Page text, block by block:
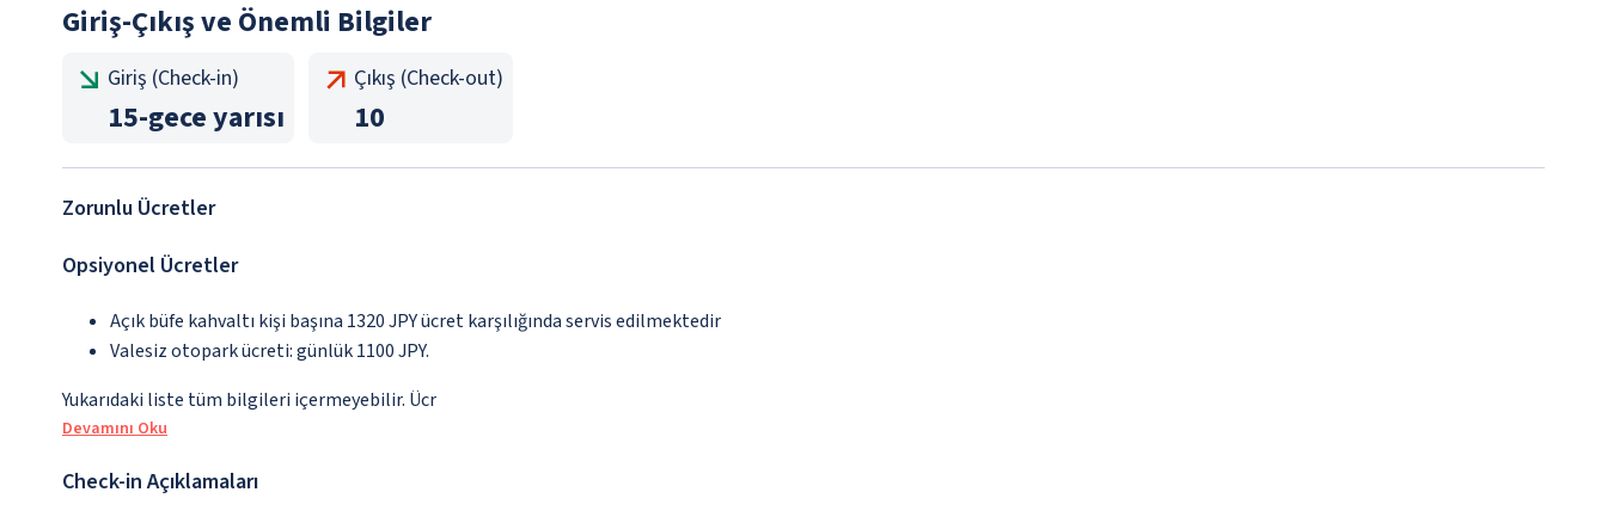
Giriş-Çıkış ve Önemli Bilgiler
Giriş (Check-in)
15-gece yarısı
Çıkış (Check-out)
10
Zorunlu Ücretler
Opsiyonel Ücretler
Açık büfe kahvaltı kişi başına 1320 JPY ücret karşılığında servis edilmektedir
Valesiz otopark ücreti: günlük 1100 JPY.
Yukarıdaki liste tüm bilgileri içermeyebilir. Ücr
Devamını Oku
Check-in Açıklamaları